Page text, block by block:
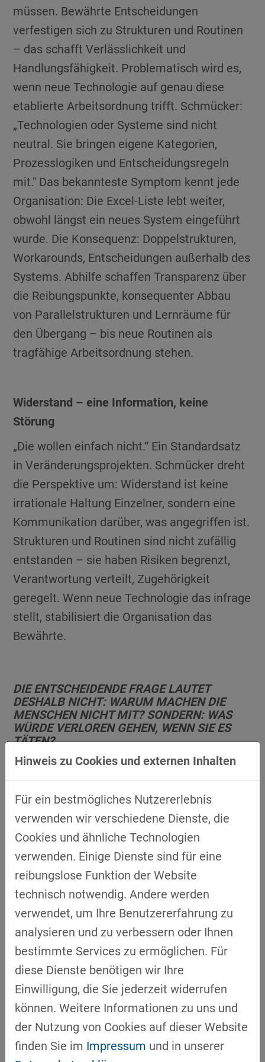
müssen. Bewährte Entscheidungen
verfestigen sich zu Strukturen und Routinen
– das schafft Verlässlichkeit und
Handlungsfähigkeit. Problematisch wird es,
wenn neue Technologie auf genau diese
etablierte Arbeitsordnung trifft. Schmücker:
„Technologien oder Systeme sind nicht
neutral. Sie bringen eigene Kategorien,
Prozesslogiken und Entscheidungsregeln
mit." Das bekannteste Symptom kennt jede
Organisation: Die Excel-Liste lebt weiter,
obwohl längst ein neues System eingeführt
wurde. Die Konsequenz: Doppelstrukturen,
Workarounds, Entscheidungen außerhalb des
Systems. Abhilfe schaffen Transparenz über
die Reibungspunkte, konsequenter Abbau
von Parallelstrukturen und Lernräume für
den Übergang – bis neue Routinen als
tragfähige Arbeitsordnung stehen.
Widerstand – eine Information, keine
Störung
„Die wollen einfach nicht.“ Ein Standardsatz
in Veränderungsprojekten. Schmücker dreht
die Perspektive um: Widerstand ist keine
irrationale Haltung Einzelner, sondern eine
Kommunikation darüber, was angegriffen ist.
Strukturen und Routinen sind nicht zufällig
entstanden – sie haben Risiken begrenzt,
Verantwortung verteilt, Zugehörigkeit
geregelt. Wenn neue Technologie das infrage
stellt, stabilisiert die Organisation das
Bewährte.
DIE ENTSCHEIDENDE FRAGE LAUTET
DESHALB NICHT: WARUM MACHEN DIE
MENSCHEN NICHT MIT? SONDERN: WAS
WÜRDE VERLOREN GEHEN, WENN SIE ES
TÄTEN?
Qualität, Professionalität, Einfluss, Identität
Schutzreflexe. Wer Widerstand nur
beseitigen will, übersieht die Information, die
darin steckt. Die Dynamiken besprechbar zu
machen und den Informationswert zu heben,
ist ein wichtiger Ansatzpunkt in der
Organisationsentwicklung.
KI verändert Entscheidungen – wer
entscheidet tatsächlich?
„Formale Verantwortung und tatsächliche
Entscheidungsmacht fallen auseinander."
Schmücker macht seine Kernthese am
Beispiel eines Kreditinstituts plastisch: KI
liefert eine Bewertung via Ampel,
Hinweis zu Cookies und externen Inhalten
Für ein bestmögliches Nutzererlebnis
verwenden wir verschiedene Dienste, die
Cookies und ähnliche Technologien
verwenden. Einige Dienste sind für eine
reibungslose Funktion der Website
technisch notwendig. Andere werden
verwendet, um Ihre Benutzererfahrung zu
analysieren und zu verbessern oder Ihnen
bestimmte Services zu ermöglichen. Für
diese Dienste benötigen wir Ihre
Einwilligung, die Sie jederzeit widerrufen
können. Weitere Informationen zu uns und
der Nutzung von Cookies auf dieser Website
finden Sie im Impressum und in unserer